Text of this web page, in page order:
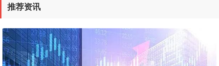
推荐资讯